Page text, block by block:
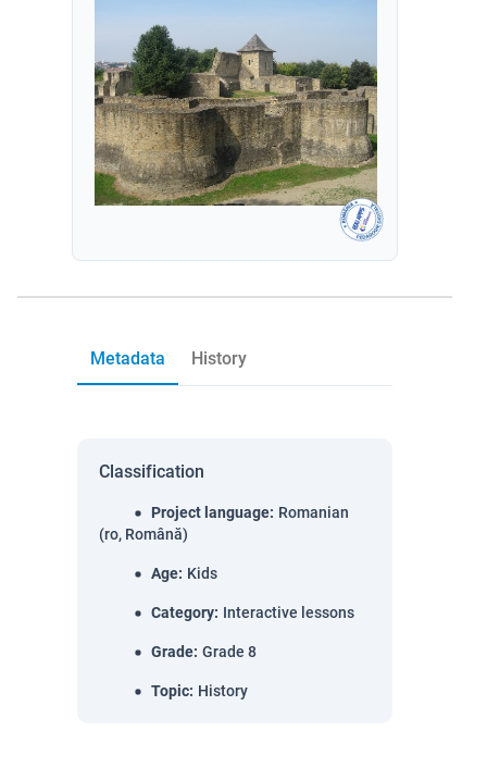
Metadata History
Classification
Project language: Romanian
(ro, Română)
Age: Kids
Category: Interactive lessons
Grade: Grade 8
Topic: History